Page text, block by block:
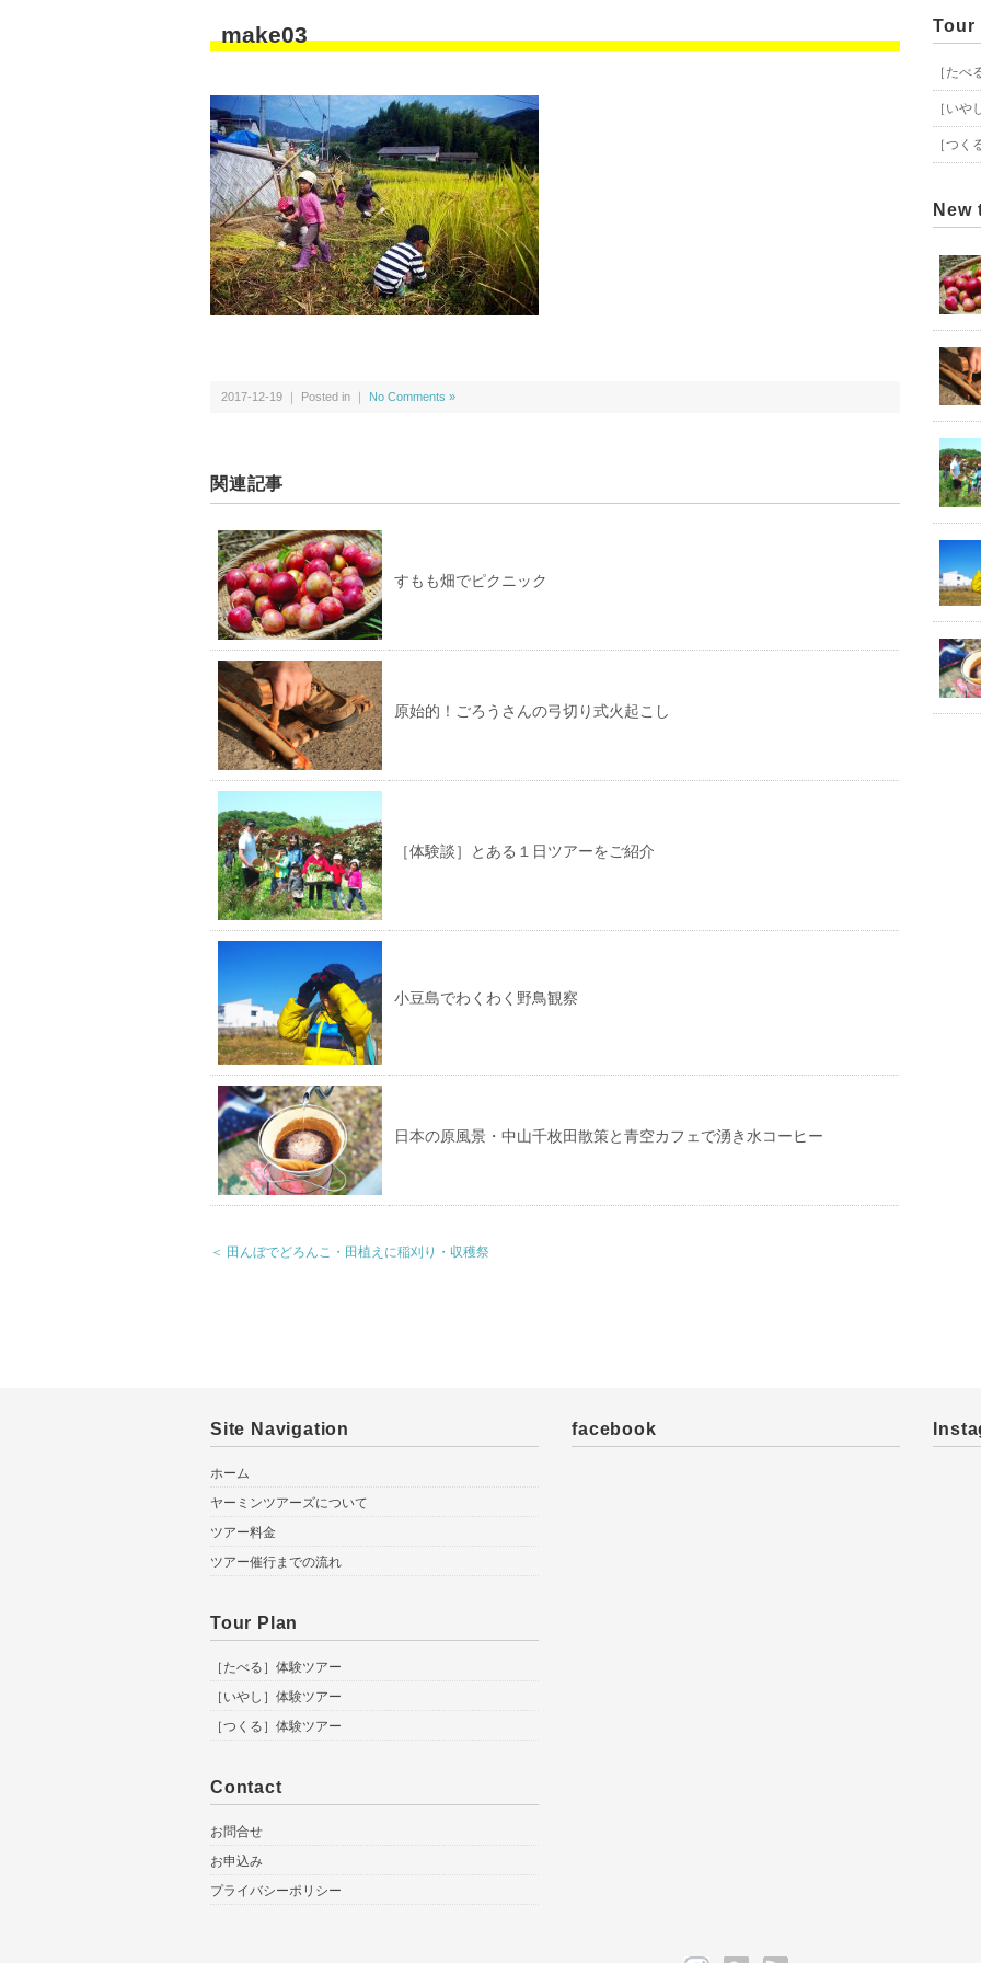
make03
2017-12-19 ｜ Posted in ｜ No Comments »
関連記事
すもも畑でピクニック
原始的！ごろうさんの弓切り式火起こし
［体験談］とある１日ツアーをご紹介
小豆島でわくわく野鳥観察
日本の原風景・中山千枚田散策と青空カフェで湧き水コーヒー
＜ 田んぼでどろんこ・田植えに稲刈り・収穫祭
Tour
［たべ
［いや
［つく
New
Site Navigation
ホーム
ヤーミンツアーズについて
ツアー料金
ツアー催行までの流れ
Tour Plan
［たべる］体験ツアー
［いやし］体験ツアー
［つくる］体験ツアー
Contact
お問合せ
お申込み
プライバシーポリシー
facebook